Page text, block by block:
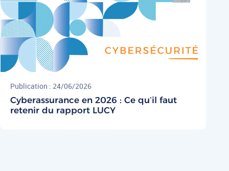
Publication : 24/06/2026
Cyberassurance en 2026 : Ce qu’il faut
retenir du rapport LUCY